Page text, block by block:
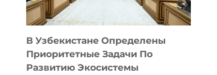
В Узбекистане Определены
Приоритетные Задачи По
Развитию Экосистемы